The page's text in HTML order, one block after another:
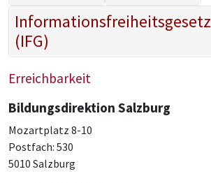
Informationsfreiheitsgesetz
(IFG)
Erreichbarkeit
Bildungsdirektion Salzburg
Mozartplatz 8-10
Postfach: 530
5010 Salzburg